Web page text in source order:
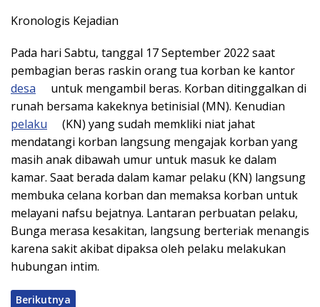
Kronologis Kejadian
Pada hari Sabtu, tanggal 17 September 2022 saat
pembagian beras raskin orang tua korban ke kantor
desa
untuk mengambil beras. Korban ditinggalkan di
runah bersama kakeknya betinisial (MN). Kenudian
pelaku
(KN) yang sudah memkliki niat jahat
mendatangi korban langsung mengajak korban yang
masih anak dibawah umur untuk masuk ke dalam
kamar. Saat berada dalam kamar pelaku (KN) langsung
membuka celana korban dan memaksa korban untuk
melayani nafsu bejatnya. Lantaran perbuatan pelaku,
Bunga merasa kesakitan, langsung berteriak menangis
karena sakit akibat dipaksa oleh pelaku melakukan
hubungan intim.
Berikutnya